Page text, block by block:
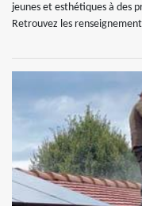
jeunes et esthétiques à des
Retrouvez les